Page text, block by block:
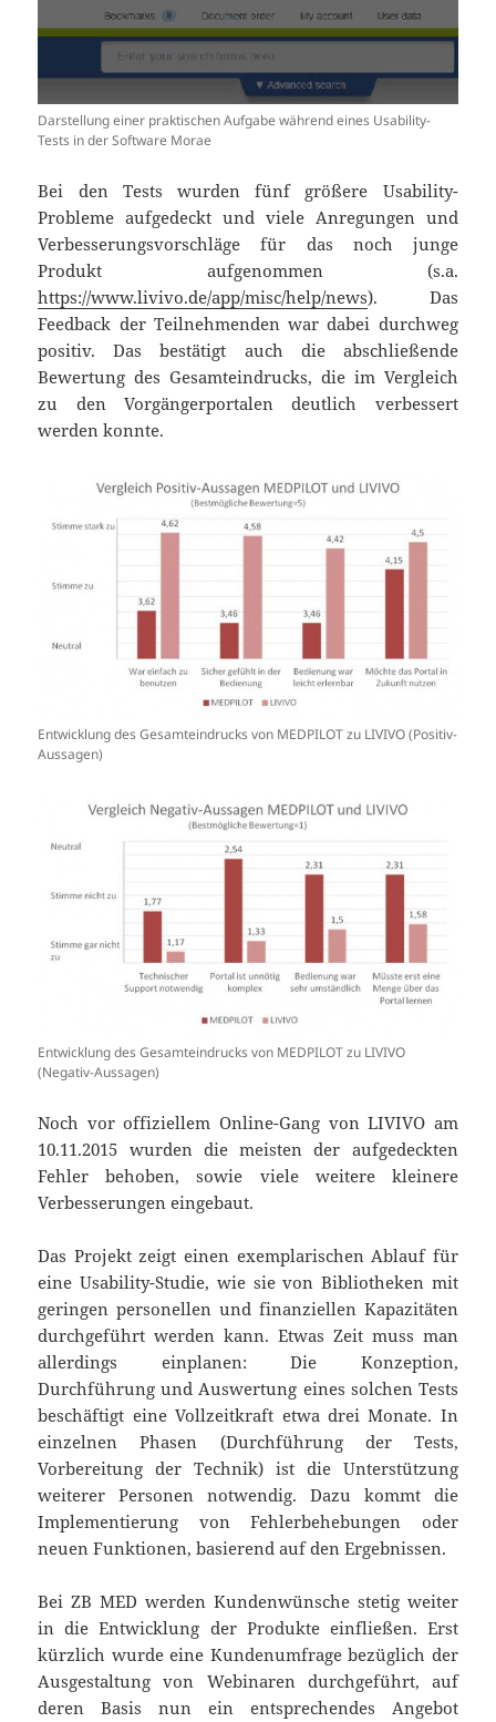
Darstellung einer praktischen Aufgabe während eines Usability-
Tests in der Software Morae
Bei den Tests wurden fünf größere Usability-
Probleme aufgedeckt und viele Anregungen und
Verbesserungsvorschläge für das noch junge
Produkt aufgenommen (s.a.
https://www.livivo.de/app/misc/help/news). Das
Feedback der Teilnehmenden war dabei durchweg
positiv. Das bestätigt auch die abschließende
Bewertung des Gesamteindrucks, die im Vergleich
zu den Vorgängerportalen deutlich verbessert
werden konnte.
Entwicklung des Gesamteindrucks von MEDPILOT zu LIVIVO (Positiv-
Aussagen)
Entwicklung des Gesamteindrucks von MEDPILOT zu LIVIVO
(Negativ-Aussagen)
Noch vor offiziellem Online-Gang von LIVIVO am
10.11.2015 wurden die meisten der aufgedeckten
Fehler behoben, sowie viele weitere kleinere
Verbesserungen eingebaut.
Das Projekt zeigt einen exemplarischen Ablauf für
eine Usability-Studie, wie sie von Bibliotheken mit
geringen personellen und finanziellen Kapazitäten
durchgeführt werden kann. Etwas Zeit muss man
allerdings einplanen: Die Konzeption,
Durchführung und Auswertung eines solchen Tests
beschäftigt eine Vollzeitkraft etwa drei Monate. In
einzelnen Phasen (Durchführung der Tests,
Vorbereitung der Technik) ist die Unterstützung
weiterer Personen notwendig. Dazu kommt die
Implementierung von Fehlerbehebungen oder
neuen Funktionen, basierend auf den Ergebnissen.
Bei ZB MED werden Kundenwünsche stetig weiter
in die Entwicklung der Produkte einfließen. Erst
kürzlich wurde eine Kundenumfrage bezüglich der
Ausgestaltung von Webinaren durchgeführt, auf
deren Basis nun ein entsprechendes Angebot